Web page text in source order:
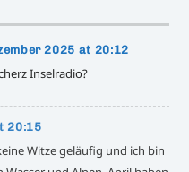
2025 at 20:12
Inselradio?
20:15
Witze geläufig und ich bin